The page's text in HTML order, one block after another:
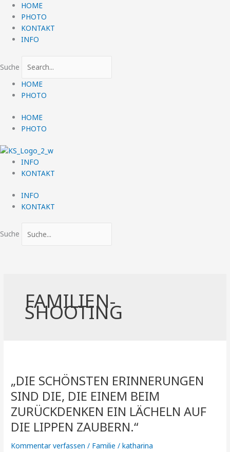
Zum
Inhalt
springen
HOME
PHOTO
KONTAKT
INFO
Suche
HOME
PHOTO
HOME
PHOTO
INFO
KONTAKT
INFO
KONTAKT
Suche
FAMILIEN-
SHOOTING
„DIE SCHÖNSTEN ERINNERUNGEN
SIND DIE, DIE EINEM BEIM
ZURÜCKDENKEN EIN LÄCHELN AUF
DIE LIPPEN ZAUBERN.“
Kommentar verfassen / Familie /katharina
ERINNERUNGEN
SIND
DIE,
DIE
EINEM
ZURÜCKDENKEN